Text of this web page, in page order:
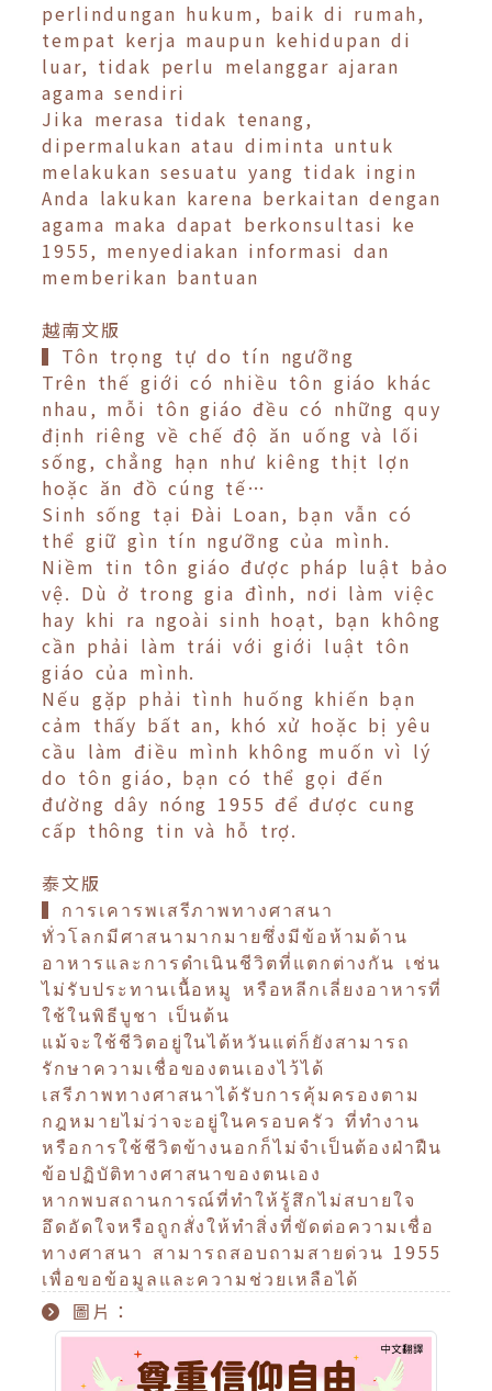
perlindungan hukum, baik di rumah,
tempat kerja maupun kehidupan di
luar, tidak perlu melanggar ajaran
agama sendiri
Jika merasa tidak tenang,
dipermalukan atau diminta untuk
melakukan sesuatu yang tidak ingin
Anda lakukan karena berkaitan dengan
agama maka dapat berkonsultasi ke
1955, menyediakan informasi dan
memberikan bantuan
越南文版
▍Tôn trọng tự do tín ngưỡng
Trên thế giới có nhiều tôn giáo khác
nhau, mỗi tôn giáo đều có những quy
định riêng về chế độ ăn uống và lối
sống, chẳng hạn như kiêng thịt lợn
hoặc ăn đồ cúng tế…
Sinh sống tại Đài Loan, bạn vẫn có
thể giữ gìn tín ngưỡng của mình.
Niềm tin tôn giáo được pháp luật bảo
vệ. Dù ở trong gia đình, nơi làm việc
hay khi ra ngoài sinh hoạt, bạn không
cần phải làm trái với giới luật tôn
giáo của mình.
Nếu gặp phải tình huống khiến bạn
cảm thấy bất an, khó xử hoặc bị yêu
cầu làm điều mình không muốn vì lý
do tôn giáo, bạn có thể gọi đến
đường dây nóng 1955 để được cung
cấp thông tin và hỗ trợ.
泰文版
▍การเคารพเสรีภาพทางศาสนา
ทั่วโลกมีศาสนามากมายซึ่งมีข้อห้ามด้าน
อาหารและการดำเนินชีวิตที่แตกต่างกัน เช่น
ไม่รับประทานเนื้อหมู หรือหลีกเลี่ยงอาหารที่
ใช้ในพิธีบูชา เป็นต้น
แม้จะใช้ชีวิตอยู่ในไต้หวันแต่ก็ยังสามารถ
รักษาความเชื่อของตนเองไว้ได้
เสรีภาพทางศาสนาได้รับการคุ้มครองตาม
กฎหมายไม่ว่าจะอยู่ในครอบครัว ที่ทำงาน
หรือการใช้ชีวิตข้างนอกก็ไม่จำเป็นต้องฝ่าฝืน
ข้อปฏิบัติทางศาสนาของตนเอง
หากพบสถานการณ์ที่ทำให้รู้สึกไม่สบายใจ
อึดอัดใจหรือถูกสั่งให้ทำสิ่งที่ขัดต่อความเชื่อ
ทางศาสนา สามารถสอบถามสายด่วน 1955
เพื่อขอข้อมูลและความช่วยเหลือได้
圖片：